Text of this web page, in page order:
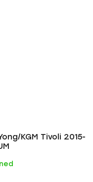
KGM Tivoli 2015-